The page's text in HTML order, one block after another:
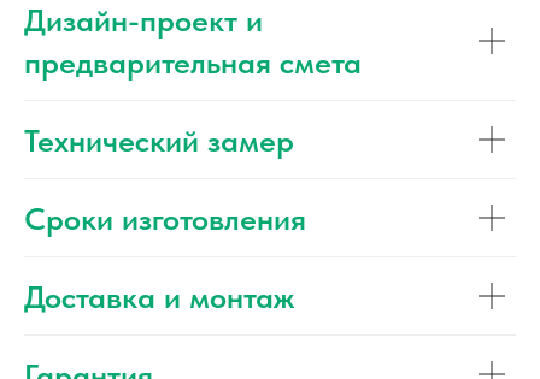
Дизайн-проект и
предварительная смета
Технический замер
Сроки изготовления
Доставка и монтаж